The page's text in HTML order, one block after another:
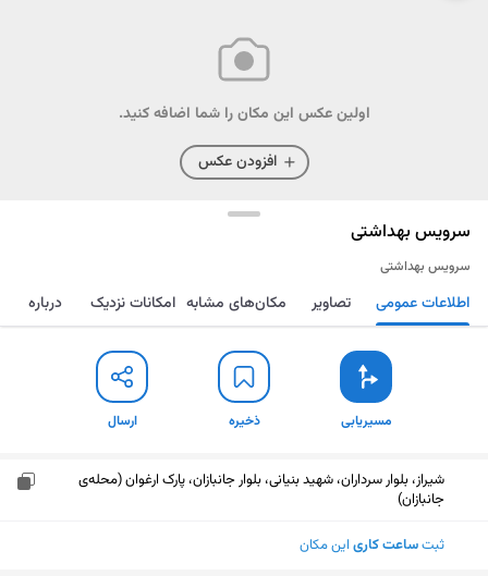
اولین عکس این مکان را شما اضافه کنید.
افزودن عکس
سرویس بهداشتی
سرویس بهداشتی
مسیریابی ذخیره ارسال اطلاعات عمومی تصاویر مکان‌های مشابه امکانات نزدیک درباره
مسیریابی ذخیره ارسال
شیراز، بلوار سرداران، شهید بنیانی، بلوار جانبازان، پارک ارغوان (محله‌ی
جانبازان)
ثبتساعت کاری این مکان